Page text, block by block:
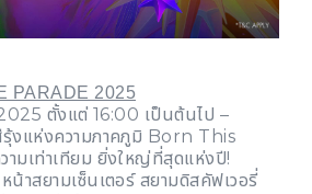
PARADE 2025
ตั้งแต่ 16:00 เป็นต้นไป –
งแห่งความภาคภูมิ Born This
มเท่าเทียม ยิ่งใหญ่ที่สุดแห่งปี!
าสยามเซ็นเตอร์ สยามดิสคัฟเวอรี่